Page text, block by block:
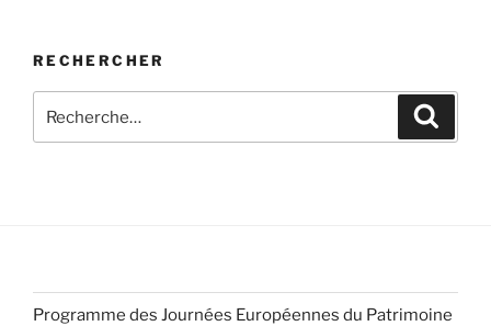
RECHERCHER
pour
Programme des Journées Européennes du Patrimoine